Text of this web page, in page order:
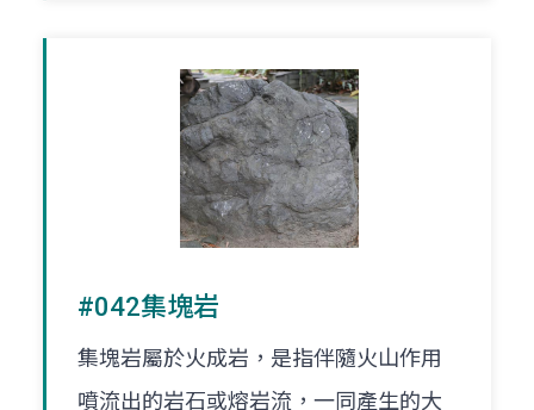
#042集塊岩
集塊岩屬於火成岩，是指伴隨火山作用
噴流出的岩石或熔岩流，一同產生的大